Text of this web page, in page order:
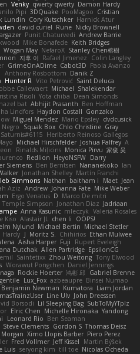
Venky qwerty qwerty Damon Hardy
Pipi 3DQuake PooMagoo Cristian
Lundin Cory Kutschker Harnick Atur
david curiel Rune Nicky Brownell
Punit Chaturvedi Andrew Barrie
Mike Bonafede Keith Bridges
Wogan May NefaroX Stanley Chen榕樹
지후 이 Rafael Jimenez
Colin Langley
GrimeOnADime Cabot3D Paola Avanzo
Anthony Rosbottom Danik Z
Hunter R Vito Petrović Saint Deluca
Callewaert Michael Shalekendar
Risoli Yota chiba Dean Simonds
hazel bat Abhijit Prasanth Ben Hoffman
Lindfors Haydon Costall Gonzako
Miguel Mendez Mario Epsley dvdcusick
Negro Squak Box Chlo Christine Gray
Saturnis#6115 Heriberto Reinoso Gallegos
Michael Hirschfelder Joshua Palfrey A
Rinalds Miļicins Monica Pirvu 家俊 吴
Redlion HeyoNSFW Darry
Siemens Ben Berntsen Nananekoko Ian
Jonathan Shelley Martín Franchi
Simmons Nathan baitham i Maet Jean
Aziz Andrew Johanna Fate Mike Weber
Ergo Venatus D Marco De mitri
Temple Simpson Jonathan Diaz Jadriaan
Anna Kasunic mleczyk Valeria Rosales
Kiso Alastair JL chen li
OOPS!
Nylund Michael Bertin Michael Stetler
Hardy J Moritz S. Chihirios Ethan Mulwee
Aisha Harper Fuji
Rupert Eveleigh
Dutchak Allen Partridge EpsilonCG
emil Saintetixx Zhou Weitong Tony Elwood
Worawut Pongchen Daniel Jennings
Rockie Hoerter 鸿彬 邱 Gabriel Brenne
Lux_Fox azbeaupre Binsei Numao
Benjamin Newman Kumatora Liam Jordan
Line Ulv John Dreessen
Borsodi Lil Sleeping Bag SubToMyYTplz
Elric Chen Michelle Hironaka Yandong
Leonard Rio Ben Seaman
Steve Clements Gordon S Thomas Deisz
Morgan Ximo Llopis Barber Piero Perez
Fred Vollmer Jeff Kissel
Martin Býšek
Luis seryong kim till toe Nicolas Ocheda